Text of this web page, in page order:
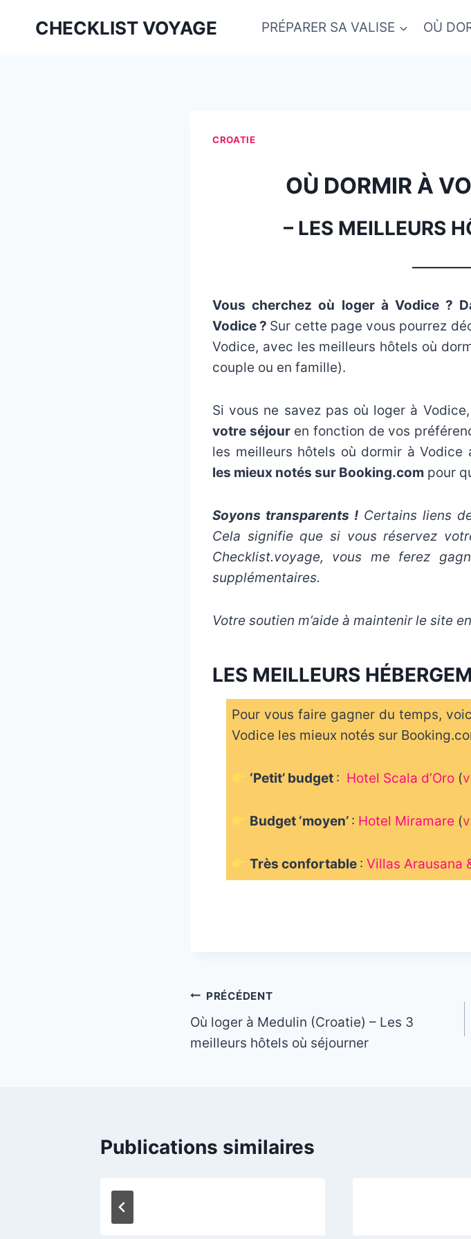
CHECKLIST VOYAGE PRÉPARER SA VALISE OÙ
CROATIE
OÙ DORMIR À
– LES MEILLEURS
Vous cherchez où loger à Vodice ?
Vodice ? Sur cette page vous pourrez
Vodice, avec les meilleurs hôtels où
couple ou en famille).
Si vous ne savez pas où loger à
votre séjouren fonction de vos
les meilleurs hôtels où dormir à Vodice
les mieux notés sur Booking.com pour
Soyons transparents !Certains liens
Cela signifie que si vous réservez
Checklist.voyage, vous me ferez
supplémentaires.
Votre soutien m’aide à maintenir le site
LES MEILLEURS
Pour vous faire gagner du temps,
Vodice les mieux notés sur
‘Petit’ budget : Hotel Scala d’Oro(
Budget ‘moyen’ : Hotel Miramare (
Très confortable : Villas Arausana
Navigation
de
PRÉCÉDENT
Où loger à Medulin (Croatie) – Les 3
meilleurs hôtels où séjourner
Publications similaires